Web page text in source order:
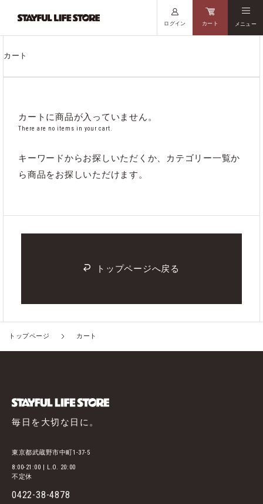
ログイン カート メニュー
カート
カートに商品が入っていません。
There are no items in your cart.
キーワードからお探しいただくか、カテゴリー一覧か
ら商品をお探しいただけます。
トップページへ戻る
トップページ カート
毎日を大切な日に。
東京都武蔵野市中町1-37-5
8:00-21:00 | L.O. 20:00
不定休
0422-38-4878